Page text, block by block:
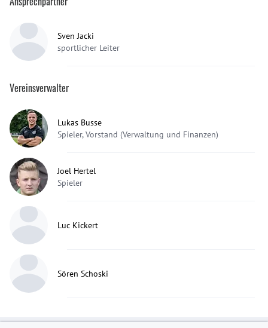
Sven Jacki
sportlicher Leiter
Vereinsverwalter
Lukas Busse
Spieler, Vorstand (Verwaltung und Finanzen)
Joel Hertel
Spieler
Luc Kickert
Sören Schoski